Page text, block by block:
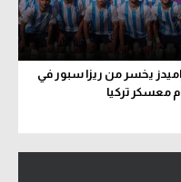
يخسر من ريزا سبور في
معسكر تركيا